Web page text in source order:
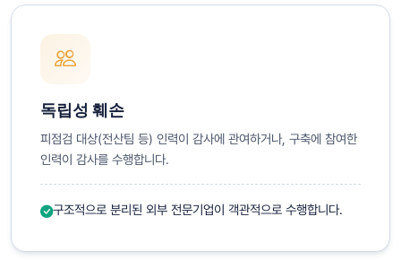
독립성 훼손
피점검 대상(전산팀 등) 인력이 감사에 관여하거나, 구축에 참여한
인력이 감사를 수행합니다.
구조적으로 분리된 외부 전문기업이 객관적으로 수행합니다.